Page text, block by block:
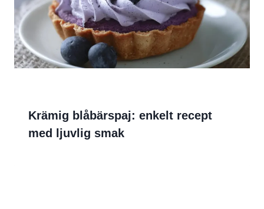
Krämig blåbärspaj: enkelt recept
med ljuvlig smak